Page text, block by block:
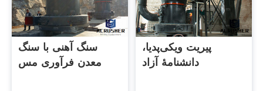
سنگ آهنی با سنگ
معدن فرآوری مس
پیریت ویکی‌پدیا،
دانشنامهٔ آزاد